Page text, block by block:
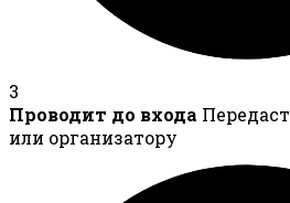
3
Проводит до входа
или организатору